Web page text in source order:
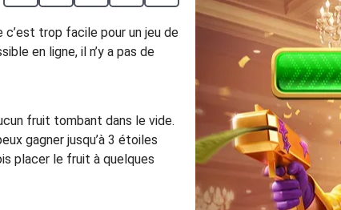
trop facile pour un jeu de
en ligne, il n’y a pas de
fruit tombant dans le vide.
gagner jusqu’à 3 étoiles
placer le fruit à quelques